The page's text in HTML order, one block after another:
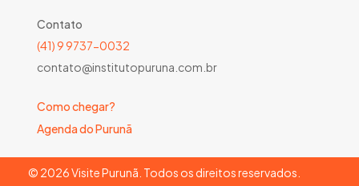
Contato
(41) 9 9737-0032
contato@institutopuruna.com.br
Como chegar?
Agenda do Purunã
© 2026Visite Purunã. Todos os direitos reservados.